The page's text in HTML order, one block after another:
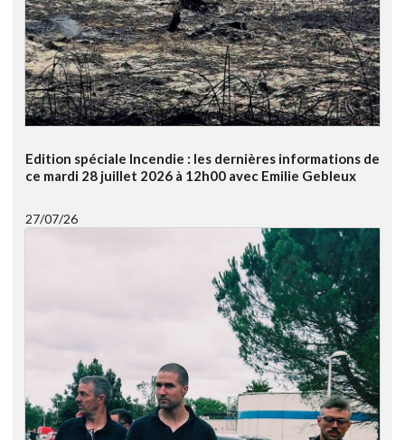
Edition spéciale Incendie : les dernières informations de
ce mardi 28 juillet 2026 à 12h00 avec Emilie Gebleux
27/07/26